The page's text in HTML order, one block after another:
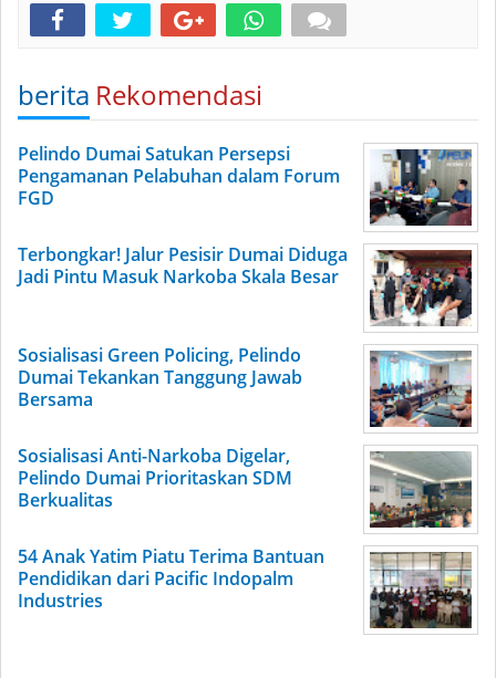
berita Rekomendasi
Pelindo Dumai Satukan Persepsi
Pengamanan Pelabuhan dalam Forum
FGD
Terbongkar! Jalur Pesisir Dumai Diduga
Jadi Pintu Masuk Narkoba Skala Besar
Sosialisasi Green Policing, Pelindo
Dumai Tekankan Tanggung Jawab
Bersama
Sosialisasi Anti-Narkoba Digelar,
Pelindo Dumai Prioritaskan SDM
Berkualitas
54 Anak Yatim Piatu Terima Bantuan
Pendidikan dari Pacific Indopalm
Industries